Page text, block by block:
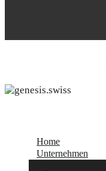
Home
Unternehmen